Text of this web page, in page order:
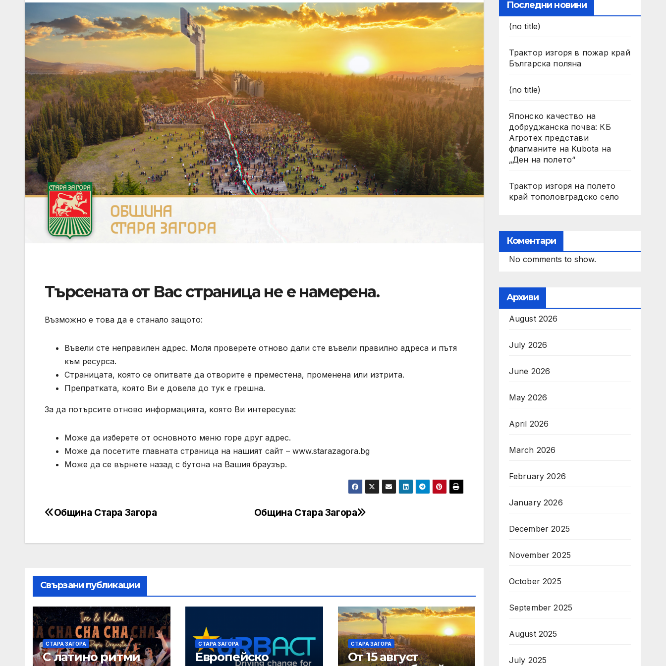
Търсената от Вас страница не е намерена.
Възможно е това да е станало защото:
Въвели сте неправилен адрес. Моля проверете отново дали сте въвели правилно адреса и пътя
към ресурса.
Страницата, която се опитвате да отворите е преместена, променена или изтрита.
Препратката, която Ви е довела до тук е грешна.
За да потърсите отново информацията, която Ви интересува:
Може да изберете от основното меню горе друг адрес.
Може да посетите главната страница на нашият сайт – www.starazagora.bg
Може да се върнете назад с бутона на Вашия браузър.
Post
Община Стара Загора
Община Стара Загора
Свързани публикации
СТАРА ЗАГОРА
С латино ритми
СТАРА ЗАГОРА
Европейско
СТАРА ЗАГОРА
От 15 август
Последни новини
(no title)
Трактор изгоря в пожар край
Българска поляна
(no title)
Японско качество на
добруджанска почва: КБ
Агротех представи
флагманите на Kubota на
„Ден на полето“
Трактор изгоря на полето
край тополовградско село
Коментари
No comments to show.
Архиви
August 2026
July 2026
June 2026
May 2026
April 2026
March 2026
February 2026
January 2026
December 2025
November 2025
October 2025
September 2025
August 2025
July 2025